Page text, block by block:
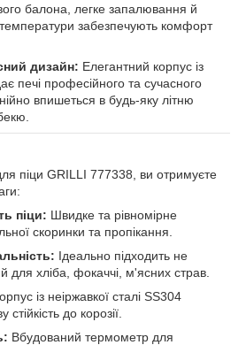
балона, легке запалювання й
забезпечують комфорт
дизайн: Елегантний корпус із
печі професійного та сучасного
впишеться в будь-яку літню
піци GRILLI 777338, ви отримуєте
піци: Швидке та рівномірне
скоринки та пропікання.
Ідеально підходить не
для хліба, фокаччі, м'ясних страв.
із неіржавкої сталі SS304
до корозії.
Вбудований термометр для